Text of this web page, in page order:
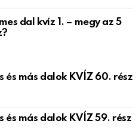
dal kvíz 1. – megy az 5
és más dalok KVÍZ 60. rész
és más dalok KVÍZ 59. rész